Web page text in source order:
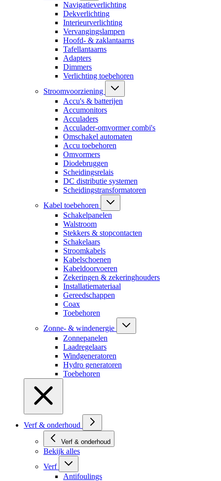
Navigatieverlichting
Dekverlichting
Interieurverlichting
Vervangingslampen
Hoofd- & zaklantaarns
Tafellantaarns
Adapters
Dimmers
Verlichting toebehoren
Stroomvoorziening
Accu's & batterijen
Accumonitors
Acculaders
Acculader-omvormer combi's
Omschakel automaten
Accu toebehoren
Omvormers
Diodebruggen
Scheidingsrelais
DC distributie systemen
Scheidingstransformatoren
Kabel toebehoren
Schakelpanelen
Walstroom
Stekkers & stopcontacten
Schakelaars
Stroomkabels
Kabelschoenen
Kabeldoorvoeren
Zekeringen & zekeringhouders
Installatiemateriaal
Gereedschappen
Coax
Toebehoren
Zonne- & windenergie
Zonnepanelen
Laadregelaars
Windgeneratoren
Hydro generatoren
Toebehoren
Verf & onderhoud
Verf & onderhoud
Bekijk alles
Verf
Antifoulings